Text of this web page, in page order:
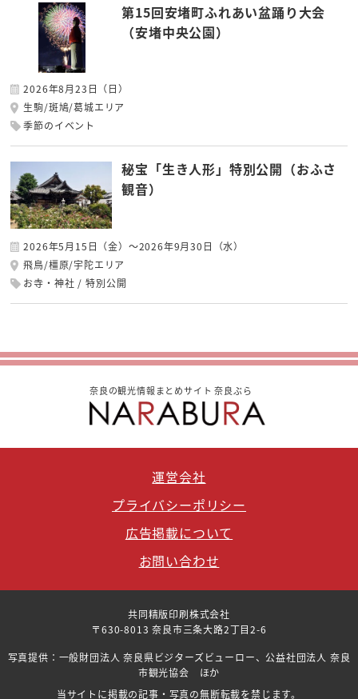
第15回安堵町ふれあい盆踊り大会
（安堵中央公園）
2026年8月23日（日）
生駒/斑鳩/葛城エリア
季節のイベント
秘宝「生き人形」特別公開（おふさ
観音）
2026年5月15日（金）～2026年9月30日（水）
飛鳥/橿原/宇陀エリア
お寺・神社
特別公開
奈良の観光情報まとめサイト 奈良ぶら
運営会社
プライバシーポリシー
広告掲載について
お問い合わせ
共同精版印刷株式会社
〒630-8013 奈良市三条大路2丁目2-6
写真提供：一般財団法人 奈良県ビジターズビューロー、公益社団法人 奈良
市観光協会 ほか
当サイトに掲載の記事・写真の無断転載を禁じます。